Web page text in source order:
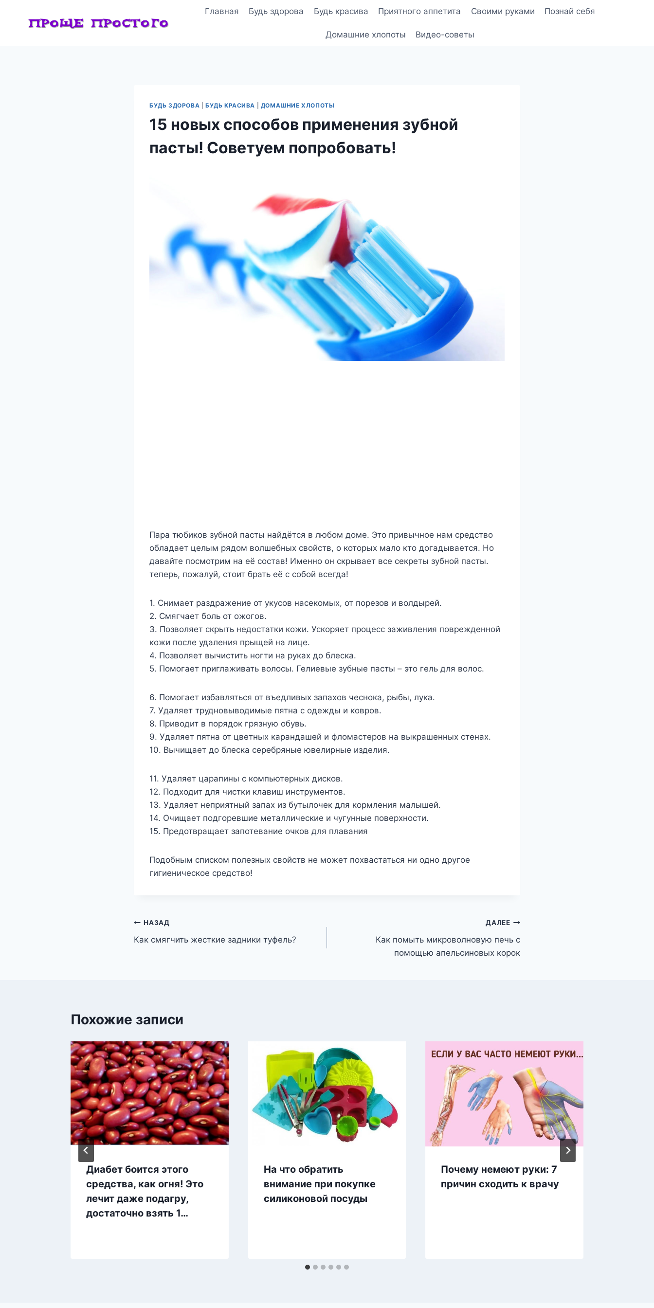
Главная Будь здорова Будь красива Приятного аппетита Своими руками Познай себя
Домашние хлопоты Видео-советы
БУДЬ ЗДОРОВА БУДЬ КРАСИВА ДОМАШНИЕ ХЛОПОТЫ
15 новых способов применения зубной
пасты! Советуем попробовать!
Пара тюбиков зубной пасты найдётся в любом доме. Это привычное нам средство
обладает целым рядом волшебных свойств, о которых мало кто догадывается. Но
давайте посмотрим на её состав! Именно он скрывает все секреты зубной пасты.
теперь, пожалуй, стоит брать её с собой всегда!
1. Снимает раздражение от укусов насекомых, от порезов и волдырей.
2. Смягчает боль от ожогов.
3. Позволяет скрыть недостатки кожи. Ускоряет процесс заживления поврежденной
кожи после удаления прыщей на лице.
4. Позволяет вычистить ногти на руках до блеска.
5. Помогает приглаживать волосы. Гелиевые зубные пасты – это гель для волос.
6. Помогает избавляться от въедливых запахов чеснока, рыбы, лука.
7. Удаляет трудновыводимые пятна с одежды и ковров.
8. Приводит в порядок грязную обувь.
9. Удаляет пятна от цветных карандашей и фломастеров на выкрашенных стенах.
10. Вычищает до блеска серебряные ювелирные изделия.
11. Удаляет царапины с компьютерных дисков.
12. Подходит для чистки клавиш инструментов.
13. Удаляет неприятный запах из бутылочек для кормления малышей.
14. Очищает подгоревшие металлические и чугунные поверхности.
15. Предотвращает запотевание очков для плавания
Подобным списком полезных свойств не может похвастаться ни одно другое
гигиеническое средство!
Навигация
по
НАЗАД
Как смягчить жесткие задники туфель?
ДАЛЕЕ
Как помыть микроволновую печь с
помощью апельсиновых корок
Похожие записи
Диабет боится этого
средства, как огня! Это
лечит даже подагру,
достаточно взять 1…
На что обратить
внимание при покупке
силиконовой посуды
Почему немеют руки: 7
причин сходить к врачу